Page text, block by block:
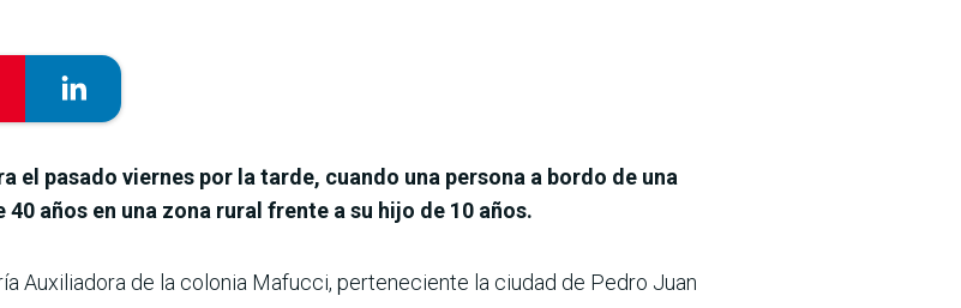
el pasado viernes por la tarde, cuando una persona a bordo de una
años en una zona rural frente a su hijo de 10 años.
Auxiliadora de la colonia Mafucci, perteneciente la ciudad de Pedro Juan